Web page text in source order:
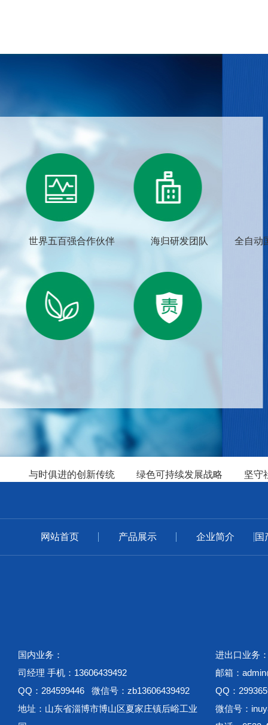
世界五百强合作伙伴 海归研发团队 全自动
与时俱进的创新传统 绿色可持续发展战略 坚守
网站首页 产品展示 企业简介 国
国内业务：
司经理 手机：13606439492
QQ：284599446 微信号：zb13606439492
地址：山东省淄博市博山区夏家庄镇后峪工业
进出口业务
邮箱：
QQ：
微信号：